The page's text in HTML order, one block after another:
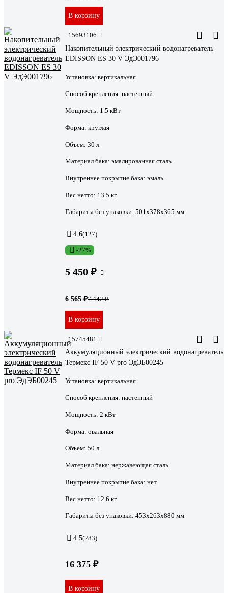
В корзину
15693106
Накопительный электрический водонагреватель
EDISSON ES 30 V ЭдЭ001796
Установка: вертикальная
Способ крепления: настенный
Мощность: 1.5 кВт
Форма: круглая
Объем: 30 л
Материал бака: эмалированная сталь
Внутреннее покрытие бака: эмаль
Вес нетто: 13.5 кг
Габариты без упаковки: 501x378x365 мм
4.6(127)
-27%
5 450 ₽
6 565 ₽7 442 ₽
В корзину
15745481
Аккумуляционный электрический водонагреватель
Термекс IF 50 V pro ЭдЭБ00245
Установка: вертикальная
Способ крепления: настенный
Мощность: 2 кВт
Форма: овальная
Объем: 50 л
Материал бака: нержавеющая сталь
Внутреннее покрытие бака: нет
Вес нетто: 12.6 кг
Габариты без упаковки: 453х263х880 мм
4.5(283)
16 375 ₽
В корзину